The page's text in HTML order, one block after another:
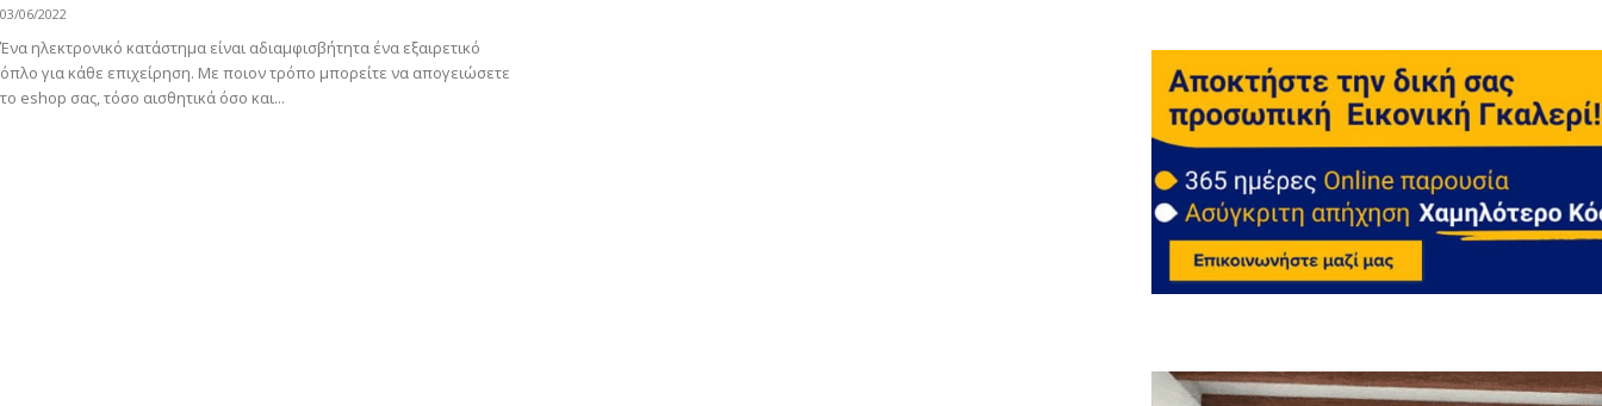
03/06/2022
Ένα ηλεκτρονικό κατάστημα είναι αδιαμφισβήτητα ένα εξαιρετικό
όπλο για κάθε επιχείρηση. Με ποιον τρόπο μπορείτε να απογειώσετε
το eshop σας, τόσο αισθητικά όσο και...